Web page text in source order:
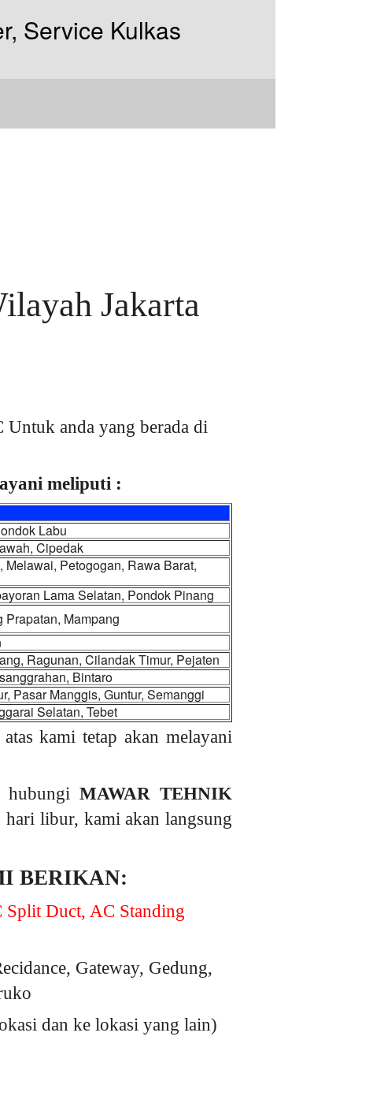
Jakarta
Untuk anda yang berada di
meliputi :
Labu
Cipedak
Petogogan, Rawa Barat,
Lama Selatan, Pondok Pinang
Prapatan, Mampang
Ragunan, Cilandak Timur, Pejaten
Bintaro
Pasar Manggis, Guntur, Semanggi
Selatan, Tebet
kami tetap akan melayani
hubungi MAWAR TEHNIK
hari libur, kami akan langsung
BERIKAN:
Duct, AC Standing
Gateway, Gedung,
dan ke lokasi yang lain)